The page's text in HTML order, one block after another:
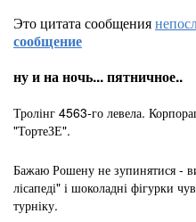
Это цитата сообщения
сообщение
ну и на ночь... пятничное..
Тролінг 4563-го левела.
"ТортеЗЕ".
Бажаю Рошену не зупинятися -
лісапеді" і шоколадні фігурки
турніку.